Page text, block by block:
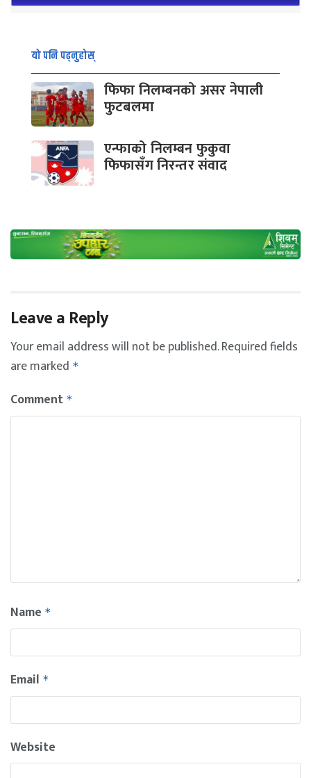
यो पनि पढ्नुहोस्
फिफा निलम्बनको असर नेपाली
फुटबलमा
एन्फाको निलम्बन फुकुवा
फिफासँग निरन्तर संवाद
Leave a Reply
Your email address will not be published.Required fields
are marked *
Comment *
Name *
Email *
Website